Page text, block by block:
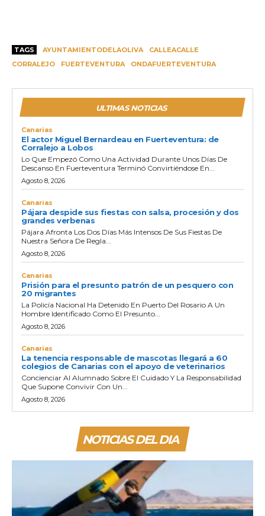
TAGS AYUNTAMIENTODELAOLIVA
CALLEACALLE
CORRALEJO
FUERTEVENTURA ONDAFUERTEVENTURA
ULTIMAS NOTICIAS
Canarias
El actor Miguel Bernardeau en Fuerteventura: de
Corralejo a Lobos
Lo Que Empezó Como Una Actividad Durante Unos Días De
Descanso En Fuerteventura Terminó Convirtiéndose En...
Agosto 8, 2026
Canarias
Pájara despide sus fiestas con salsa, procesión y dos
grandes verbenas
Pájara Afronta Los Dos Días Más Intensos De Sus Fiestas De
Nuestra Señora De Regla...
Agosto 8, 2026
Canarias
Prisión para el presunto patrón de un pesquero con
20 migrantes
La Policía Nacional Ha Detenido En Puerto Del Rosario A Un
Hombre Identificado Como El Presunto...
Agosto 8, 2026
Canarias
La tenencia responsable de mascotas llegará a 60
colegios de Canarias con el apoyo de veterinarios
Concienciar Al Alumnado Sobre El Cuidado Y La Responsabilidad
Que Supone Convivir Con Un...
Agosto 8, 2026
NOTICIAS DEL DIA